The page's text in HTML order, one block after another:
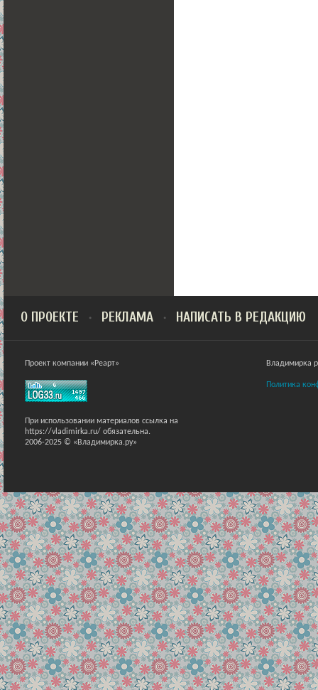
О ПРОЕКТЕ РЕКЛАМА НАПИСАТЬ В РЕДАКЦИЮ
Проект компании «Реарт»
При использовании материалов ссылка на
https://vladimirka.ru/ обязательна.
2006-2025 © «Владимирка.ру»
Владимирка
Политика